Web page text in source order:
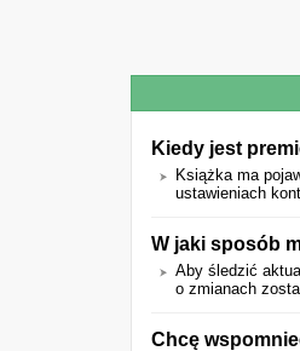
Kiedy jest
Książka ma
ustawieniach
W jaki sposób
Aby śledzić
o zmianach
Chcę